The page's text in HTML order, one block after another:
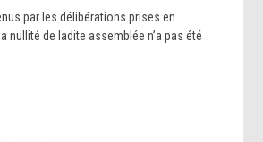
par les délibérations prises en
nullité de ladite assemblée n’a pas été